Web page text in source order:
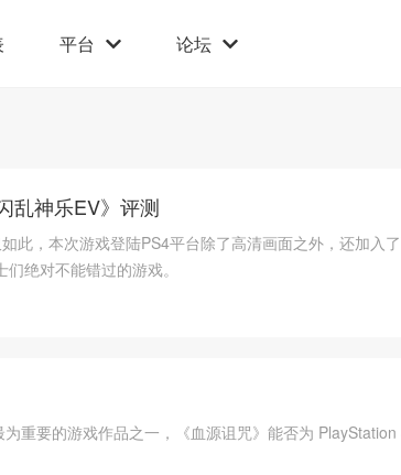
平台 论坛
乱神乐EV》评测
此，本次游戏登陆PS4平台除了高清画面之外，还加入
绝对不能错过的游戏。
重要的游戏作品之一，《血源诅咒》能否为